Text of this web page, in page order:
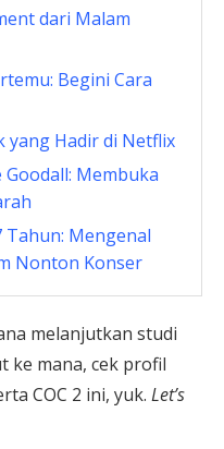
dari Malam
Begini Cara
yang Hadir di Netflix
Membuka
Tahun: Mengenal
Nonton Konser
melanjutkan studi
ke mana, cek profil
COC 2 ini, yuk. Let’s